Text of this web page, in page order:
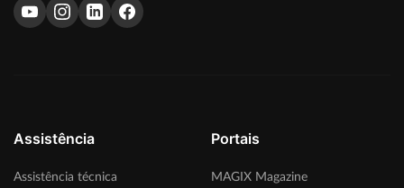
Assistência
Assistência técnica
Portais
MAGIX Magazine